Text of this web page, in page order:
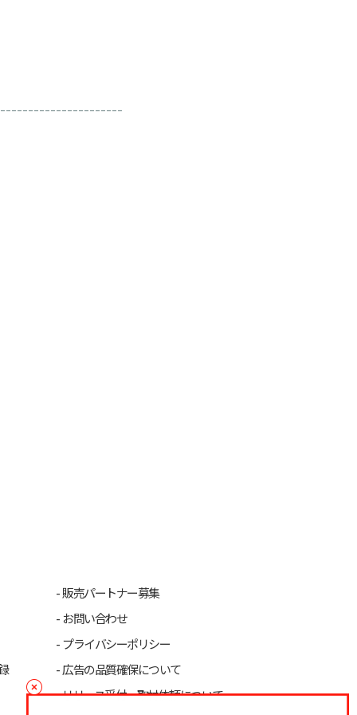
販売パートナー募集
お問い合わせ
プライバシーポリシー
広告の品質確保について
リリース受付・取材依頼について